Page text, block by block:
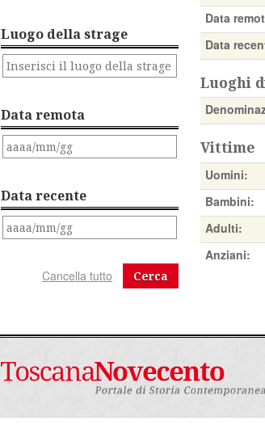
Luogo della strage
Data remota
Data recente
Cerca
Data
Data
Luoghi
Vittime
Uomini:
Bambini:
Adulti:
Anziani: